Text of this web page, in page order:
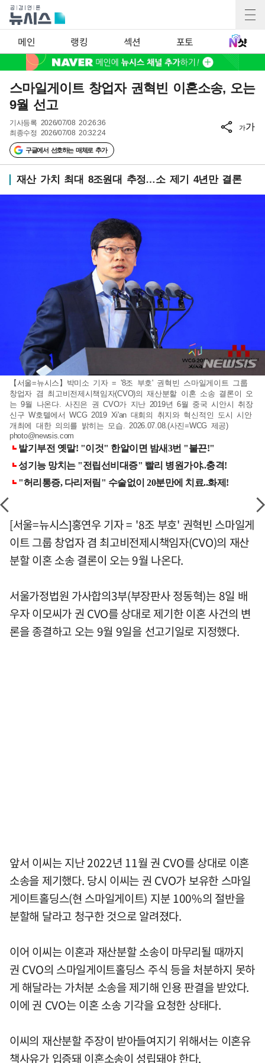
메인 랭킹 섹션 포토
스마일게이트 창업자 권혁빈 이혼소송, 오는
9월 선고
기사등록 2026/07/08 20:26:36
최종수정 2026/07/08 20:32:24
구글에서 선호하는 매체로 추가
가가
재산 가치 최대 8조원대 추정…소 제기 4년만 결론
【서울=뉴시스】박미소 기자 = '8조 부호' 권혁빈 스마일게이트 그룹
창업자 겸 최고비전제시책임자(CVO)의 재산분할 이혼 소송 결론이 오
는 9월 나온다. 사진은 권 CVO가 지난 2019년 6월 중국 시안시 취장
신구 W호텔에서 WCG 2019 Xi'an 대회의 취지와 혁신적인 도시 시안
개최에 대한 의의를 밝히는 모습. 2026.07.08.(사진=WCG 제공)
photo@newsis.com
[서울=뉴시스]홍연우 기자 = '8조 부호' 권혁빈 스마일게
이트 그룹 창업자 겸 최고비전제시책임자(CVO)의 재산
분할 이혼 소송 결론이 오는 9월 나온다.
서울가정법원 가사합의3부(부장판사 정동혁)는 8일 배
우자 이모씨가 권 CVO를 상대로 제기한 이혼 사건의 변
론을 종결하고 오는 9월 9일을 선고기일로 지정했다.
앞서 이씨는 지난 2022년 11월 권 CVO를 상대로 이혼
소송을 제기했다. 당시 이씨는 권 CVO가 보유한 스마일
게이트홀딩스(현 스마일게이트) 지분 100%의 절반을
분할해 달라고 청구한 것으로 알려졌다.
이어 이씨는 이혼과 재산분할 소송이 마무리될 때까지
권 CVO의 스마일게이트홀딩스 주식 등을 처분하지 못하
게 해달라는 가처분 소송을 제기해 인용 판결을 받았다.
이에 권 CVO는 이혼 소송 기각을 요청한 상태다.
이씨의 재산분할 주장이 받아들여지기 위해서는 이혼유
책사유가 입증돼 이혼소송이 성립돼야 한다.